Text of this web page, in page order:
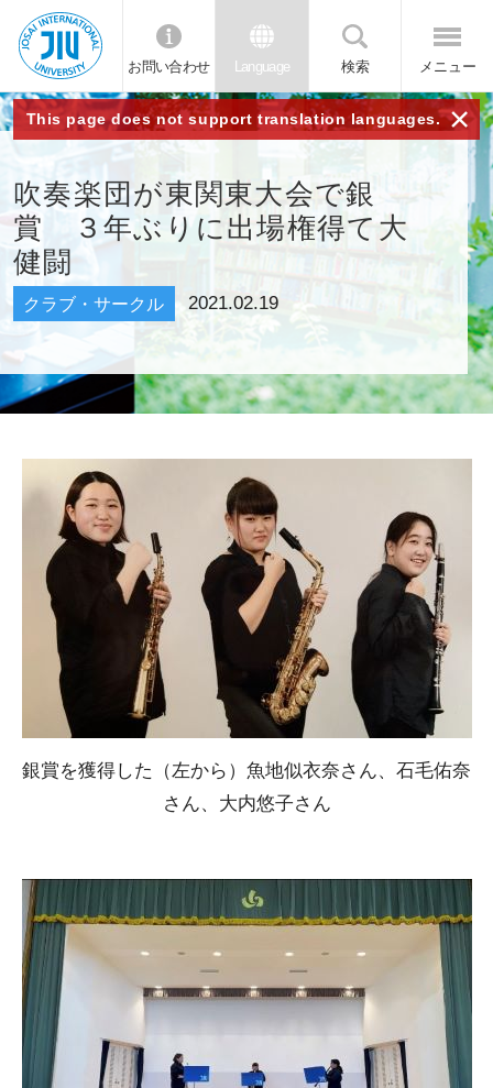
JIU 城西国
際大学
お問い合わせ Language 検索 メニュー
This page does not support translation languages. ×
吹奏楽団が東関東大会で銀
賞 ３年ぶりに出場権得て大
健闘
クラブ・サークル 2021.02.19
銀賞を獲得した（左から）魚地似衣奈さん、石毛佑奈
さん、大内悠子さん